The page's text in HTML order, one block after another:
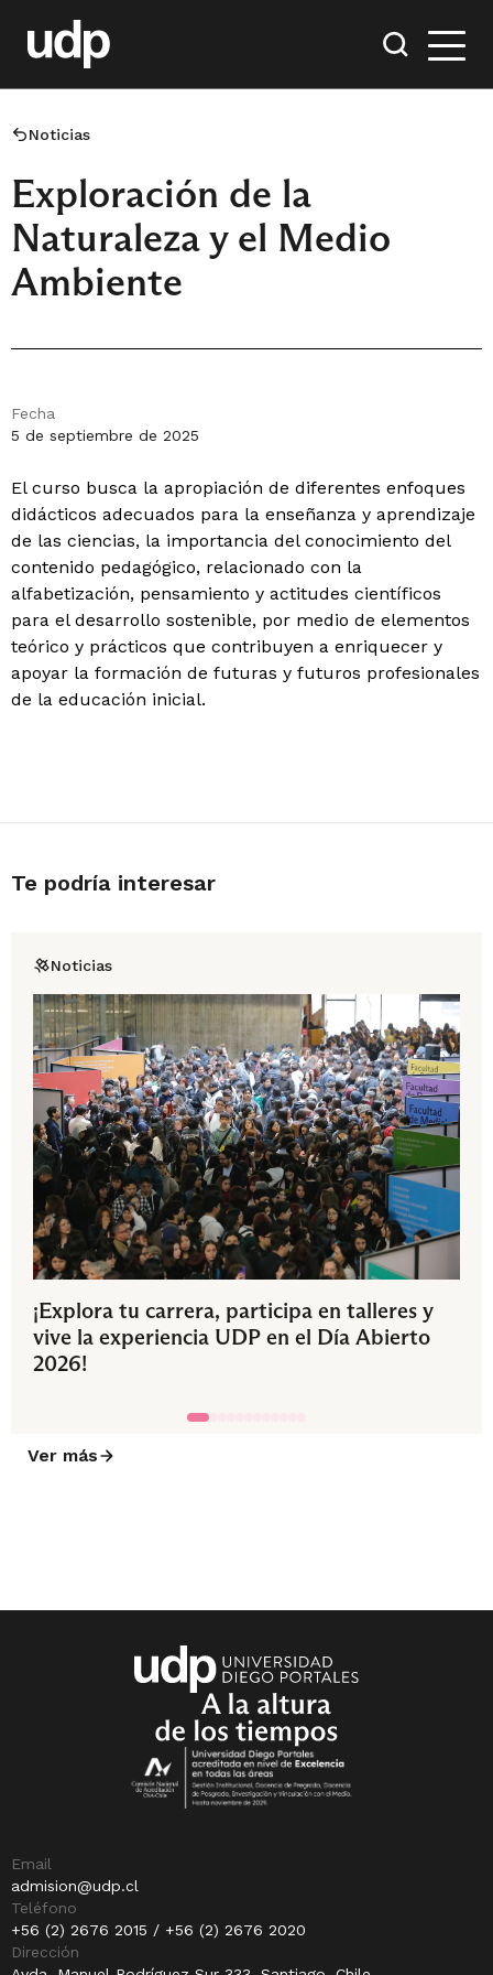
Noticias
Exploración de la
Naturaleza y el Medio
Ambiente
Fecha
5 de septiembre de 2025
El curso busca la apropiación de diferentes enfoques
didácticos adecuados para la enseñanza y aprendizaje
de las ciencias, la importancia del conocimiento del
contenido pedagógico, relacionado con la
alfabetización, pensamiento y actitudes científicos
para el desarrollo sostenible, por medio de elementos
teórico y prácticos que contribuyen a enriquecer y
apoyar la formación de futuras y futuros profesionales
de la educación inicial.
Te podría interesar
Noticias
¡Explora tu carrera, participa en talleres y
vive la experiencia UDP en el Día Abierto
2026!
Ver más
Email
admision@udp.cl
Teléfono
+56 (2) 2676 2015 / +56 (2) 2676 2020
Dirección